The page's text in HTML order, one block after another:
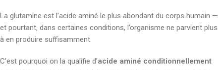
La glutamine est l’acide aminé le plus abondant du corps humain —
et pourtant, dans certaines conditions, l’organisme ne parvient plus
à en produire suffisamment.
C’est pourquoi on la qualifie d’acide aminé conditionnellement